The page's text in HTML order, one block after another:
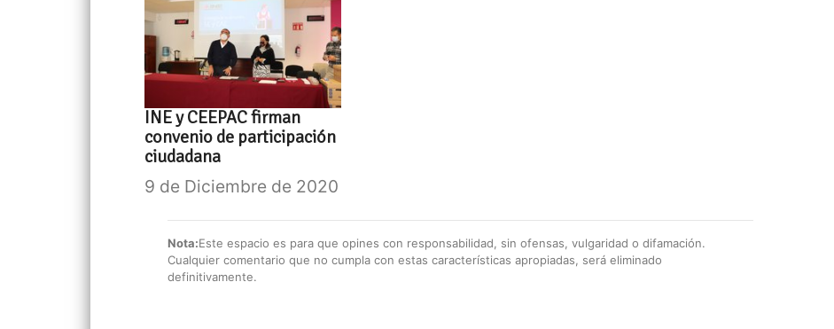
INE y CEEPAC firman
convenio de participación
ciudadana
9 de Diciembre de 2020
Nota:Este espacio es para que opines con responsabilidad, sin ofensas, vulgaridad o difamación.
Cualquier comentario que no cumpla con estas características apropiadas, será eliminado
definitivamente.